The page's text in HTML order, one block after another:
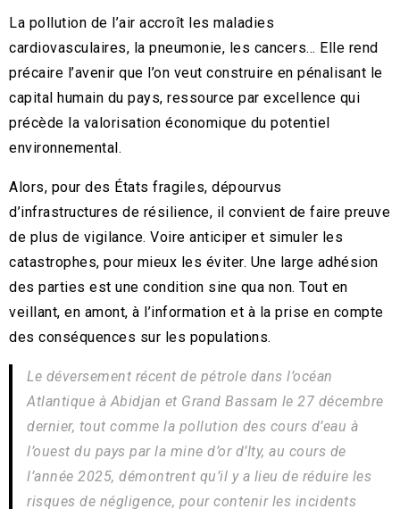
La pollution de l’air accroît les maladies
cardiovasculaires, la pneumonie, les cancers… Elle rend
précaire l’avenir que l’on veut construire en pénalisant le
capital humain du pays, ressource par excellence qui
précède la valorisation économique du potentiel
environnemental.
Alors, pour des États fragiles, dépourvus
d’infrastructures de résilience, il convient de faire preuve
de plus de vigilance. Voire anticiper et simuler les
catastrophes, pour mieux les éviter. Une large adhésion
des parties est une condition sine qua non. Tout en
veillant, en amont, à l’information et à la prise en compte
des conséquences sur les populations.
Le déversement récent de pétrole dans l’océan
Atlantique à Abidjan et Grand Bassam le 27 décembre
dernier, tout comme la pollution des cours d’eau à
l’ouest du pays par la mine d’or d’Ity, au cours de
l’année 2025, démontrent qu’il y a lieu de réduire les
risques de négligence, pour contenir les incidents